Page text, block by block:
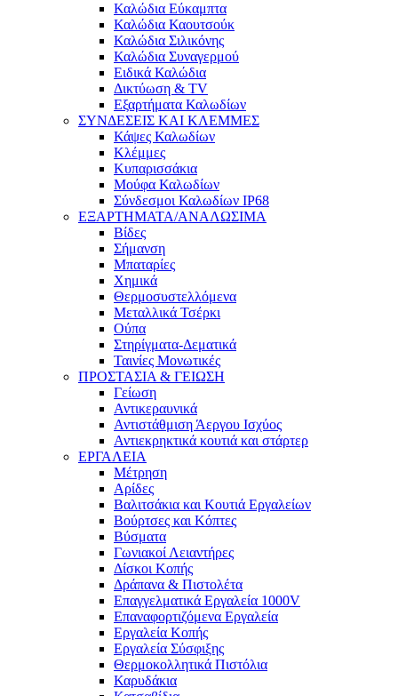
Καλώδια Εύκαμπτα
Καλώδια Καουτσούκ
Καλώδια Σιλικόνης
Καλώδια Συναγερμού
Ειδικά Καλώδια
Δικτύωση & TV
Εξαρτήματα Καλωδίων
ΣΥΝΔΕΣΕΙΣ ΚΑΙ ΚΛΕΜΜΕΣ
Κάψες Καλωδίων
Κλέμμες
Κυπαρισσάκια
Μούφα Καλωδίων
Σύνδεσμοι Καλωδίων IP68
ΕΞΑΡΤΗΜΑΤΑ/ΑΝΑΛΩΣΙΜΑ
Βίδες
Σήμανση
Μπαταρίες
Χημικά
Θερμοσυστελλόμενα
Μεταλλικά Τσέρκι
Ούπα
Στηρίγματα-Δεματικά
Ταινίες Μονωτικές
ΠΡΟΣΤΑΣΙΑ & ΓΕΙΩΣΗ
Γείωση
Αντικεραυνικά
Αντιστάθμιση Άεργου Ισχύος
Αντιεκρηκτικά κουτιά και στάρτερ
ΕΡΓΑΛΕΙΑ
Μέτρηση
Αρίδες
Βαλιτσάκια και Κουτιά Εργαλείων
Βούρτσες και Κόπτες
Βύσματα
Γωνιακοί Λειαντήρες
Δίσκοι Κοπής
Δράπανα & Πιστολέτα
Επαγγελματικά Εργαλεία 1000V
Επαναφορτιζόμενα Εργαλεία
Εργαλεία Κοπής
Εργαλεία Σύσφιξης
Θερμοκολλητικά Πιστόλια
Καρυδάκια